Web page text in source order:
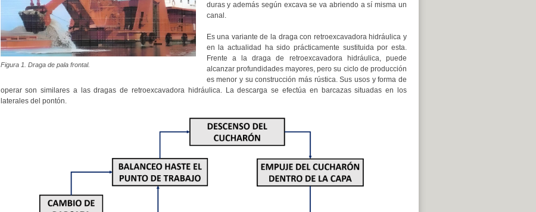
Figura 1. Draga de pala frontal.
duras y además según excava se va abriendo a sí misma un
canal.
Es una variante de la draga con retroexcavadora hidráulica y
en la actualidad ha sido prácticamente sustituida por esta.
Frente a la draga de retroexcavadora hidráulica, puede
alcanzar profundidades mayores, pero su ciclo de producción
es menor y su construcción más rústica. Sus usos y forma de
operar son similares a las dragas de retroexcavadora hidráulica. La descarga se efectúa en barcazas situadas en los
laterales del pontón.